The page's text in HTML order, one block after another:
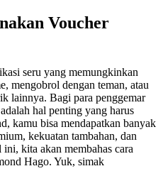
Voucher
seru yang memungkinkan
mengobrol dengan teman, atau
lainnya. Bagi para penggemar
hal penting yang harus
kamu bisa mendapatkan banyak
kekuatan tambahan, dan
kita akan membahas cara
Hago. Yuk, simak